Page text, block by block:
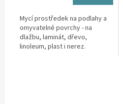
Mycí prostředek na podlahy a
omyvatelné povrchy - na
dlažbu, laminát, dřevo,
linoleum, plast i nerez.